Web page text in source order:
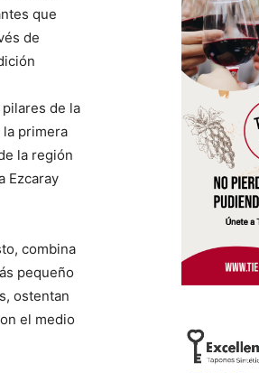
que
de
de la
primera
la región
Ezcaray
combina
pequeño
ostentan
el medio